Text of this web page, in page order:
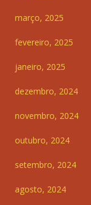
março, 2025
fevereiro, 2025
janeiro, 2025
dezembro, 2024
novembro, 2024
outubro, 2024
setembro, 2024
agosto, 2024